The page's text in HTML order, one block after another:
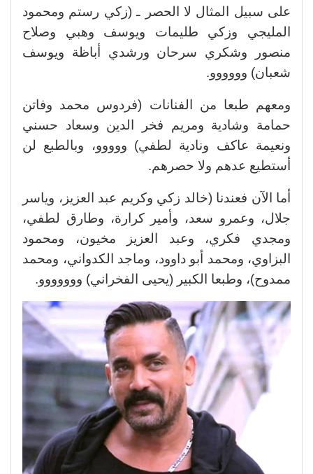
على سبيل المثال لا الحصر ـ (زكي رستم ومحمود
المليجي وزكي طليمات ويوسف وهبي وصلاح
منصور وشكري سرحان ورشدي أباظة ويوسف
شعبان) وووووو.
ومعهم طبعا من الفنانات (فردوس محمد وفاتن
حمامة وشادية ومريم فخر الدين وسعاد حسني
ونعيمة عاكف ونادية لطفي) ووووو، وبالطبع لن
أستطيع عدهم ولا حصرهم.
أما الآن فعندنا (خالد زكي وكريم عبد العزيز، وياسر
جلال، وعمرو سعد، وأمير كرارة، وطارق لطفي،
ومجدي فكري، وعبد العزيز مخيون، ومحمود
البزاوي، ومحمد أبو داوود، وماجد الكدواني، ومحمد
ممدوح)، وطبعا الكبير (يحيى الفخراني) ووووووو.